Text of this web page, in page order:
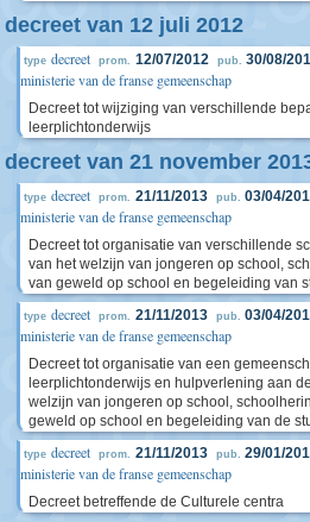
decreet van 12 juli 2012
type decreet prom. 12/07/2012 pub. 30/08/
ministerie van de franse gemeenschap
Decreet tot wijziging van verschillende
leerplichtonderwijs
decreet van 21 november
type decreet prom. 21/11/2013 pub. 03/04/
ministerie van de franse gemeenschap
Decreet tot organisatie van verschillende
van het welzijn van jongeren op school,
van geweld op school en begeleiding van
type decreet prom. 21/11/2013 pub. 03/04/
ministerie van de franse gemeenschap
Decreet tot organisatie van een
leerplichtonderwijs en hulpverlening aan
welzijn van jongeren op school,
geweld op school en begeleiding van de
type decreet prom. 21/11/2013 pub. 29/01/
ministerie van de franse gemeenschap
Decreet betreffende de Culturele centra